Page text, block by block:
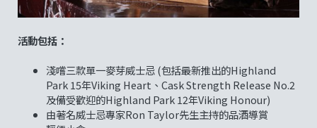
活動包括：
淺嚐三款單一麥芽威士忌 (包括最新推出的Highland
Park 15年Viking Heart、Cask Strength Release No.2
及備受歡迎的Highland Park 12年Viking Honour)
由著名威士忌專家Ron Taylor先生主持的品酒導賞